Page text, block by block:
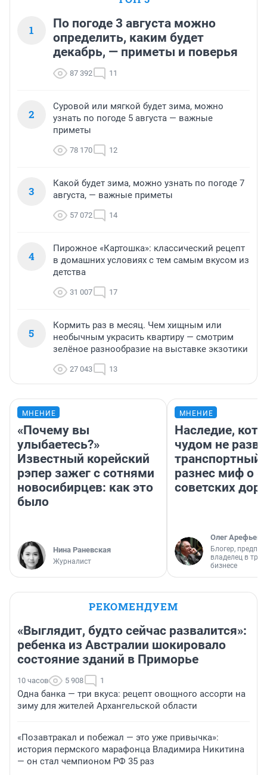
1
По погоде 3 августа можно
определить, каким будет
декабрь, — приметы и поверья
87 392 11
2
Суровой или мягкой будет зима, можно
узнать по погоде 5 августа — важные
приметы
78 170 12
3
Какой будет зима, можно узнать по погоде 7
августа, — важные приметы
57 072 14
4
Пирожное «Картошка»: классический рецепт
в домашних условиях с тем самым вкусом из
детства
31 007 17
5
Кормить раз в месяц. Чем хищным или
необычным украсить квартиру — смотрим
зелёное разнообразие на выставке экзотики
27 043 13
МНЕНИЕ
«Почему вы
улыбаетесь?»
Известный корейский
рэпер зажег с сотнями
новосибирцев: как это
было
Нина Раневская
Журналист
МНЕНИЕ
Наследие,
чудом не
транспортный
разнес миф о
советских
Олег Арефьев
Блогер,
владелец в
бизнесе
РЕКОМЕНДУЕМ
«Выглядит, будто сейчас развалится»:
ребенка из Австралии шокировало
состояние зданий в Приморье
10 часов 5 908 1
Одна банка — три вкуса: рецепт овощного ассорти на
зиму для жителей Архангельской области
«Позавтракал и побежал — это уже привычка»:
история пермского марафонца Владимира Никитина
— он стал чемпионом РФ 35 раз